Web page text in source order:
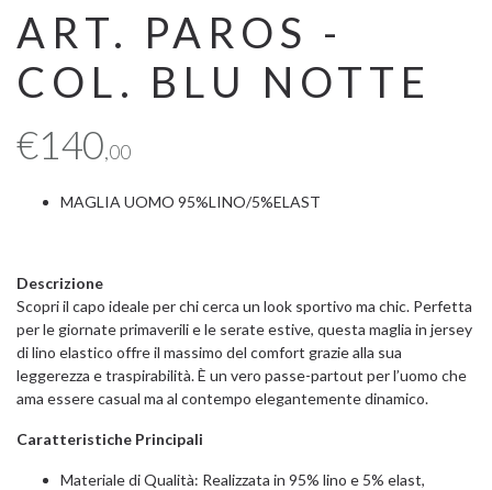
ART. PAROS -
COL. BLU NOTTE
€140,00
MAGLIA UOMO 95%LINO/5%ELAST
Descrizione
Scopri il capo ideale per chi cerca un look sportivo ma chic. Perfetta
per le giornate primaverili e le serate estive, questa maglia in jersey
di lino elastico offre il massimo del comfort grazie alla sua
leggerezza e traspirabilità. È un vero passe-partout per l’uomo che
ama essere casual ma al contempo elegantemente dinamico.
Caratteristiche Principali
Materiale di Qualità: Realizzata in 95% lino e 5% elast,